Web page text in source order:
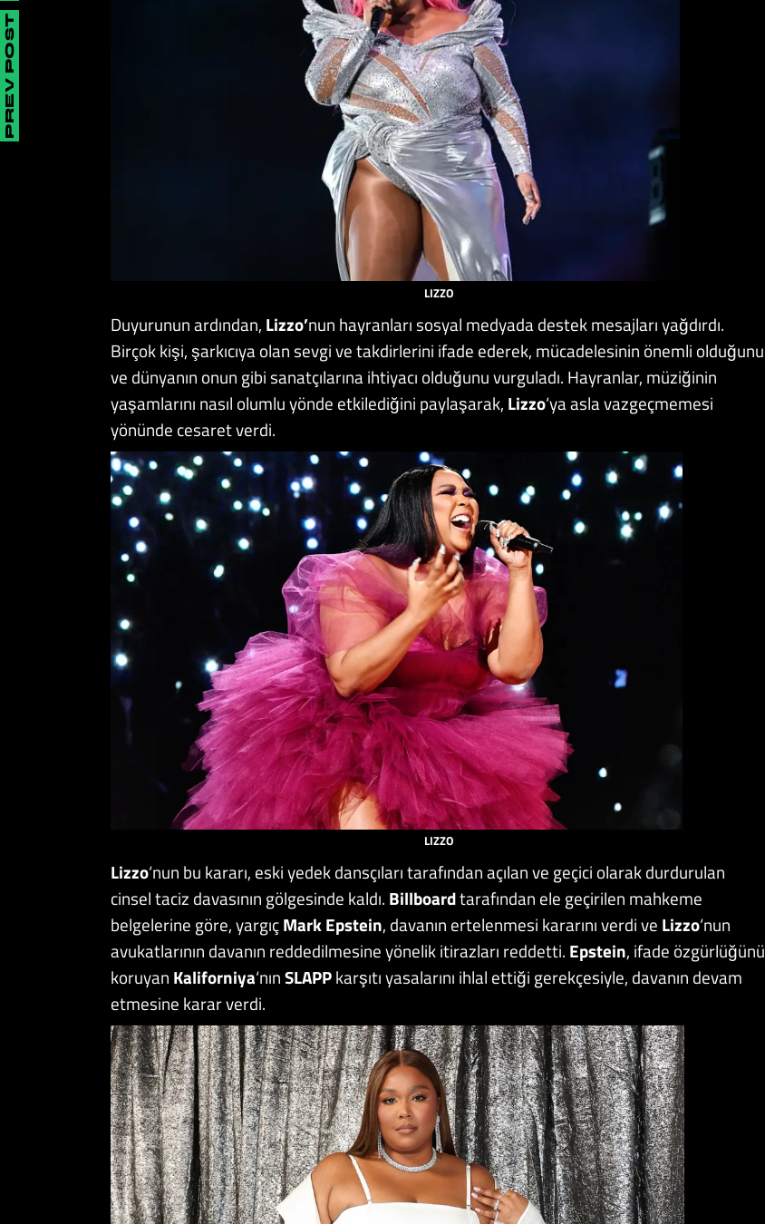
LIZZO
Duyurunun ardından, Lizzo’nun hayranları sosyal medyada destek mesajları yağdırdı.
Birçok kişi, şarkıcıya olan sevgi ve takdirlerini ifade ederek, mücadelesinin önemli olduğunu
ve dünyanın onun gibi sanatçılarına ihtiyacı olduğunu vurguladı. Hayranlar, müziğinin
yaşamlarını nasıl olumlu yönde etkilediğini paylaşarak, Lizzo‘ya asla vazgeçmemesi
yönünde cesaret verdi.
LIZZO
Lizzo‘nun bu kararı, eski yedek dansçıları tarafından açılan ve geçici olarak durdurulan
cinsel taciz davasının gölgesinde kaldı. Billboardtarafından ele geçirilen mahkeme
belgelerine göre, yargıçMark Epstein, davanın ertelenmesi kararını verdi ve Lizzo‘nun
avukatlarının davanın reddedilmesine yönelik itirazları reddetti. Epstein, ifade özgürlüğünü
koruyan Kaliforniya‘nınSLAPPkarşıtı yasalarını ihlal ettiği gerekçesiyle, davanın devam
etmesine karar verdi.
PREV POST